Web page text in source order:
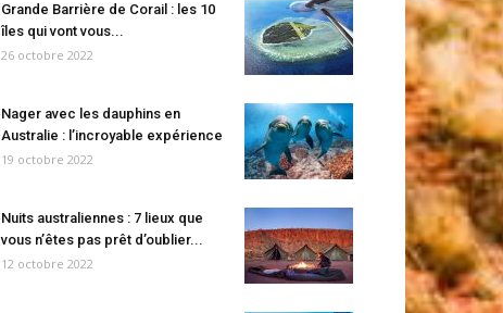
Grande Barrière de Corail : les 10
îles qui vont vous...
26 octobre 2022
Nager avec les dauphins en
Australie : l’incroyable expérience
19 octobre 2022
Nuits australiennes : 7 lieux que
vous n’êtes pas prêt d’oublier...
12 octobre 2022